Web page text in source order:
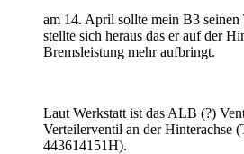
am 14. April sollte mein B3 seinen
stellte sich heraus das er auf der
Bremsleistung mehr aufbringt.
Laut Werkstatt ist das ALB (?)
Verteilerventil an der Hinterachse
443614151H).